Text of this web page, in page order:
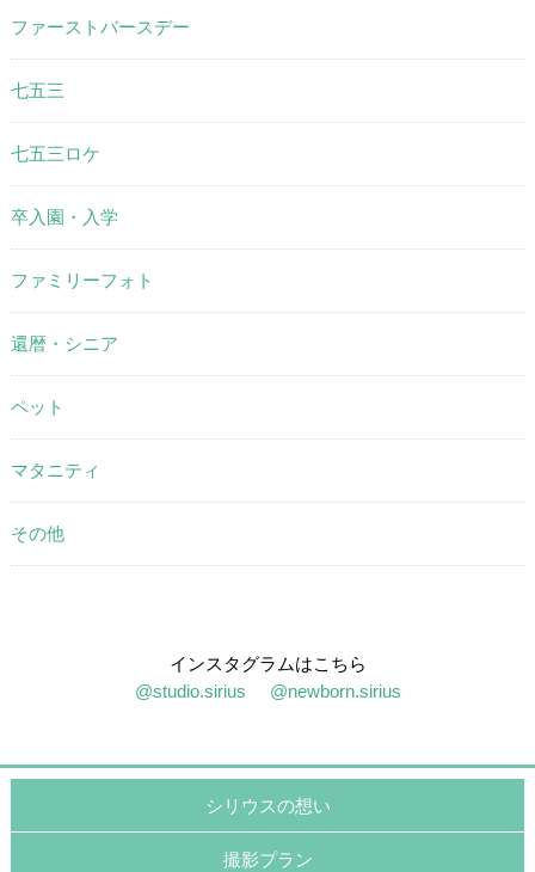
ファーストバースデー
七五三
七五三ロケ
卒入園・入学
ファミリーフォト
還暦・シニア
ペット
マタニティ
その他
インスタグラムはこちら
@studio.sirius
@newborn.sirius
シリウスの想い
撮影プラン